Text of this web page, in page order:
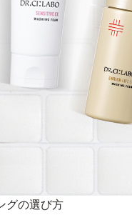
グの選び方